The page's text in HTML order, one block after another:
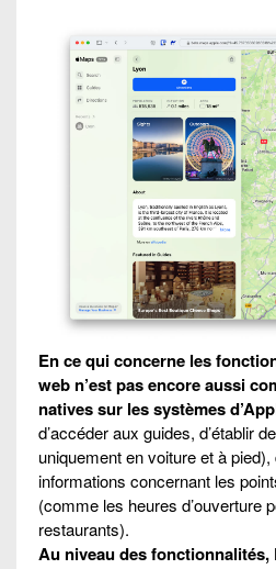
En ce qui concerne les
web n’est pas encore aussi
natives sur les systèmes
d’accéder aux guides, d’établir
uniquement en voiture et à pied),
informations concernant les
(comme les heures d’ouverture
restaurants).
Au niveau des fonctionnalités,